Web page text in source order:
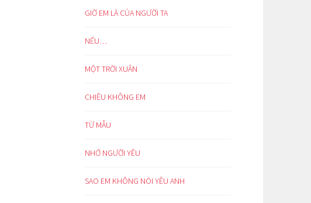
GIỜ EM LÀ CỦA NGƯỜI TA
NẾU…
MỘT TRỜI XUÂN
CHIỀU KHÔNG EM
TỪ MẪU
NHỚ NGƯỜI YÊU
SAO EM KHÔNG NÓI YÊU ANH